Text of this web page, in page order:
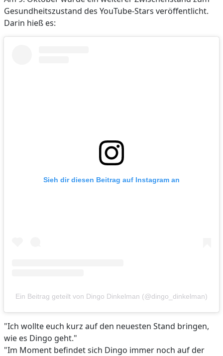
Gesundheitszustand des YouTube-Stars veröffentlicht.
Darin hieß es:
Sieh dir diesen Beitrag auf Instagram an
Ein Beitrag geteilt von Dingo Dinkelman (@dingo_dinkelman)
"Ich wollte euch kurz auf den neuesten Stand bringen,
wie es Dingo geht."
"Im Moment befindet sich Dingo immer noch auf der